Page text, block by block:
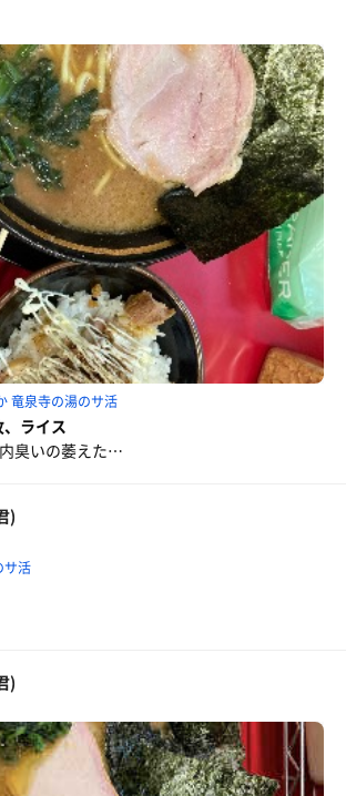
竜泉寺の湯のサ活
ライス
臭いの萎えた…
)
サ活
)